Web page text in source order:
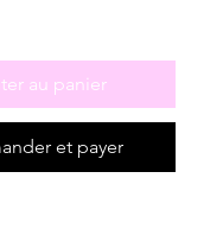
au panier
et payer